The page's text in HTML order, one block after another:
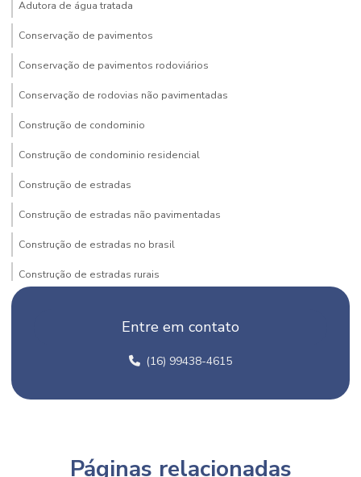
Adutora de água tratada
Conservação de pavimentos
Conservação de pavimentos rodoviários
Conservação de rodovias não pavimentadas
Construção de condominio
Construção de condominio residencial
Construção de estradas
Construção de estradas não pavimentadas
Construção de estradas no brasil
Construção de estradas rurais
Construção de loteamento
Construtora de estradadas
Entre em contato
(16) 99438-4615
Páginas relacionadas